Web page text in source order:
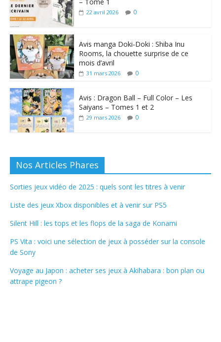
22 avril 2026 0
Avis manga Doki-Doki : Shiba Inu
Rooms, la chouette surprise de ce
mois d’avril
31 mars 2026 0
Avis : Dragon Ball – Full Color – Les
Saiyans – Tomes 1 et 2
29 mars 2026 0
Nos Articles Phares
Sorties jeux vidéo de 2025 : quels sont les titres à venir
Liste des jeux Xbox disponibles et à venir sur PS5
Silent Hill : les tops et les flops de la saga de Konami
PS Vita : voici une sélection de jeux à posséder sur la console
de Sony
Voyage au Japon : acheter ses jeux à Akihabara : bon plan ou
attrape pigeon ?